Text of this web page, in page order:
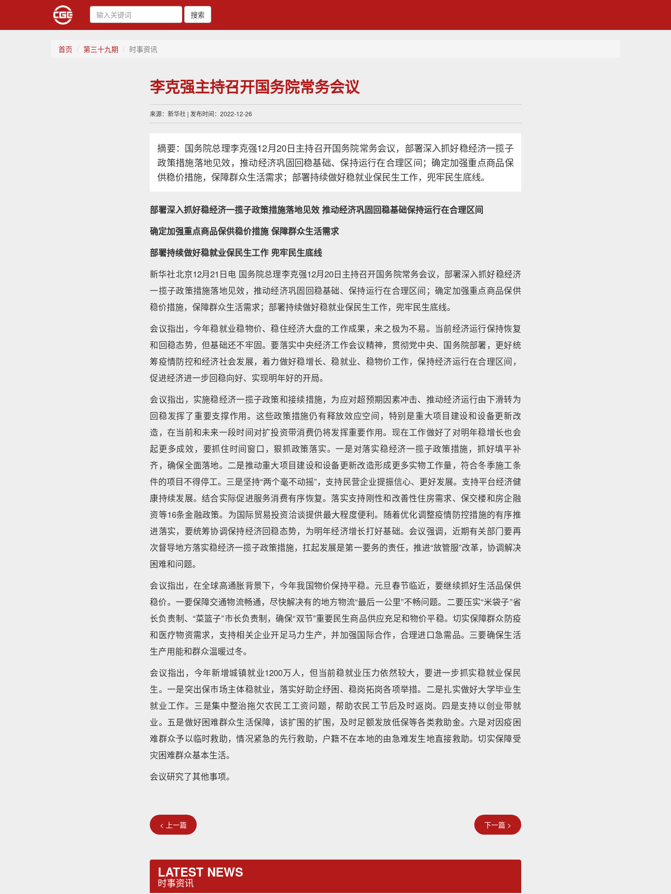
搜索
首页 第三十九期 时事资讯
李克强主持召开国务院常务会议
来源：新华社 | 发布时间：2022-12-26
摘要：国务院总理李克强12月20日主持召开国务院常务会议，部署深入抓好稳经济一揽子
政策措施落地见效，推动经济巩固回稳基础、保持运行在合理区间；确定加强重点商品保
供稳价措施，保障群众生活需求；部署持续做好稳就业保民生工作，兜牢民生底线。
部署深入抓好稳经济一揽子政策措施落地见效 推动经济巩固回稳基础保持运行在合理区间
确定加强重点商品保供稳价措施 保障群众生活需求
部署持续做好稳就业保民生工作 兜牢民生底线
新华社北京12月21日电 国务院总理李克强12月20日主持召开国务院常务会议，部署深入抓好稳经济
一揽子政策措施落地见效，推动经济巩固回稳基础、保持运行在合理区间；确定加强重点商品保供
稳价措施，保障群众生活需求；部署持续做好稳就业保民生工作，兜牢民生底线。
会议指出，今年稳就业稳物价、稳住经济大盘的工作成果，来之极为不易。当前经济运行保持恢复
和回稳态势，但基础还不牢固。要落实中央经济工作会议精神，贯彻党中央、国务院部署，更好统
筹疫情防控和经济社会发展，着力做好稳增长、稳就业、稳物价工作，保持经济运行在合理区间，
促进经济进一步回稳向好、实现明年好的开局。
会议指出，实施稳经济一揽子政策和接续措施，为应对超预期因素冲击、推动经济运行由下滑转为
回稳发挥了重要支撑作用。这些政策措施仍有释放效应空间，特别是重大项目建设和设备更新改
造，在当前和未来一段时间对扩投资带消费仍将发挥重要作用。现在工作做好了对明年稳增长也会
起更多成效，要抓住时间窗口，狠抓政策落实。一是对落实稳经济一揽子政策措施，抓好填平补
齐，确保全面落地。二是推动重大项目建设和设备更新改造形成更多实物工作量，符合冬季施工条
件的项目不得停工。三是坚持“两个毫不动摇”，支持民营企业提振信心、更好发展。支持平台经济健
康持续发展。结合实际促进服务消费有序恢复。落实支持刚性和改善性住房需求、保交楼和房企融
资等16条金融政策。为国际贸易投资洽谈提供最大程度便利。随着优化调整疫情防控措施的有序推
进落实，要统筹协调保持经济回稳态势，为明年经济增长打好基础。会议强调，近期有关部门要再
次督导地方落实稳经济一揽子政策措施，扛起发展是第一要务的责任，推进“放管服”改革，协调解决
困难和问题。
会议指出，在全球高通胀背景下，今年我国物价保持平稳。元旦春节临近，要继续抓好生活品保供
稳价。一要保障交通物流畅通，尽快解决有的地方物流“最后一公里”不畅问题。二要压实“米袋子”省
长负责制、“菜篮子”市长负责制，确保“双节”重要民生商品供应充足和物价平稳。切实保障群众防疫
和医疗物资需求，支持相关企业开足马力生产，并加强国际合作，合理进口急需品。三要确保生活
生产用能和群众温暖过冬。
会议指出，今年新增城镇就业1200万人，但当前稳就业压力依然较大，要进一步抓实稳就业保民
生。一是突出保市场主体稳就业，落实好助企纾困、稳岗拓岗各项举措。二是扎实做好大学毕业生
就业工作。三是集中整治拖欠农民工工资问题，帮助农民工节后及时返岗。四是支持以创业带就
业。五是做好困难群众生活保障，该扩围的扩围，及时足额发放低保等各类救助金。六是对因疫困
难群众予以临时救助，情况紧急的先行救助，户籍不在本地的由急难发生地直接救助。切实保障受
灾困难群众基本生活。
会议研究了其他事项。
< 上一篇 下一篇 >
LATEST NEWS
时事资讯